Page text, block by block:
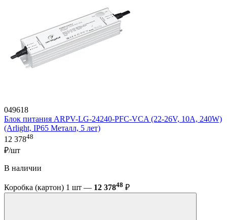
049618
Блок питания ARPV-LG-24240-PFC-VCA (22-26V, 10A, 240W)
(Arlight, IP65 Металл, 5 лет)
12 37848
₽/шт
В наличии
Коробка (картон) 1 шт — 12 37848 ₽